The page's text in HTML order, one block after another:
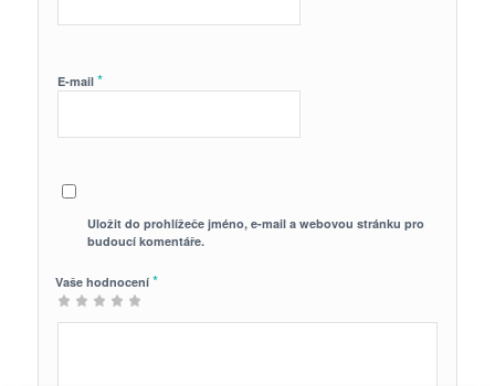
E-mail *
Uložit do prohlížeče jméno, e-mail a webovou stránku pro
budoucí komentáře.
Vaše hodnocení *
1
2 ze
3 ze 5
4 ze 5
5 z 5